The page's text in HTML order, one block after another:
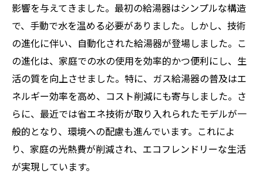
影響を与えてきました。最初の給湯器はシンプルな構造
で、手動で水を温める必要がありました。しかし、技術
の進化に伴い、自動化された給湯器が登場しました。こ
の進化は、家庭での水の使用を効率的かつ便利にし、生
活の質を向上させました。特に、ガス給湯器の普及はエ
ネルギー効率を高め、コスト削減にも寄与しました。さ
らに、最近では省エネ技術が取り入れられたモデルが一
般的となり、環境への配慮も進んでいます。これによ
り、家庭の光熱費が削減され、エコフレンドリーな生活
が実現しています。